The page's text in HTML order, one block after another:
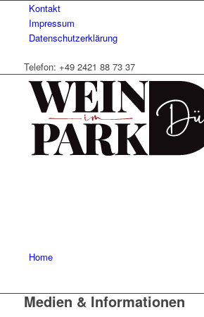
Kontakt
Impressum
Datenschutzerklärung
Telefon: +49 2421 88 73 37
Home
Medien & Informationen